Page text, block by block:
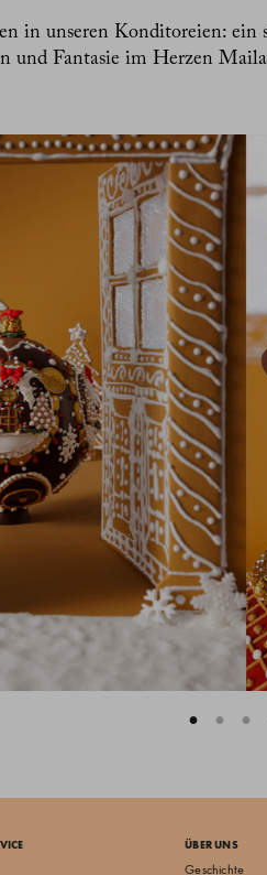
in unseren Konditoreien: ein
und Fantasie im Herzen
ÜBER UNS
Geschichte